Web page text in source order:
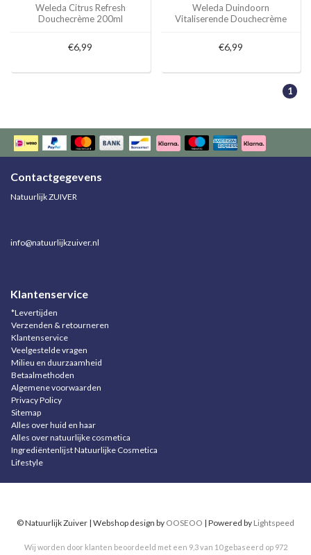
Weleda Citrus Refresh
Douchecrème 200ml
€6,99
Weleda Duindoorn
Vitaliserende Douchecrème
€6,99
1
Contactgegevens
Natuurlijk ZUIVER
info@natuurlijkzuiver.nl
Klantenservice
*Levertijden
Verzenden & retourneren
Klantenservice
Veelgestelde vragen
Milieu en duurzaamheid
Betaalmethoden
Algemene voorwaarden
Privacy Policy
Sitemap
Alles over huid en haar
Alles over natuurlijke cosmetica
Ingrediëntenlijst Natuurlijke Cosmetica
Lifestyle
© Natuurlijk Zuiver | Webshop design by OOSEOO | Powered by Lightspeed
Wij worden door klanten beoordeeld met een 9,3van 10gebaseerd op 972